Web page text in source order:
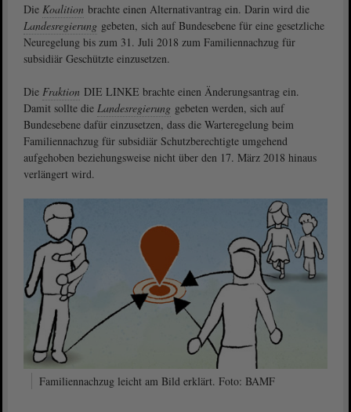
Die Koalition brachte einen Alternativantrag ein. Darin wird die
Landesregierung gebeten, sich auf Bundesebene für eine gesetzliche
Neuregelung bis zum 31. Juli 2018 zum Familiennachzug für
subsidiär Geschützte einzusetzen.
Die Fraktion DIE LINKE brachte einen Änderungsantrag ein.
Damit sollte die Landesregierung gebeten werden, sich auf
Bundesebene dafür einzusetzen, dass die Warteregelung beim
Familiennachzug für subsidiär Schutzberechtigte umgehend
aufgehoben beziehungsweise nicht über den 17. März 2018 hinaus
verlängert wird.
Familiennachzug leicht am Bild erklärt. Foto: BAMF